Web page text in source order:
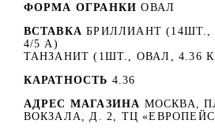
ФОРМА ОГРАНКИ ОВАЛ
ВСТАВКА БРИЛЛИАНТ (14ШТ.,
4/5 А)
ТАНЗАНИТ (1ШТ., ОВАЛ, 4.36
КАРАТНОСТЬ 4.36
АДРЕС МАГАЗИНА МОСКВА,
ВОКЗАЛА, Д. 2, ТЦ